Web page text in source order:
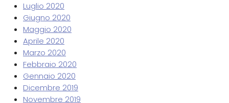
Luglio 2020
Giugno 2020
Maggio 2020
Aprile 2020
Marzo 2020
Febbraio 2020
Gennaio 2020
Dicembre 2019
Novembre 2019